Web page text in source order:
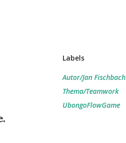
Labels
Autor/Jan Fischbach
Thema/Teamwork
UbongoFlowGame